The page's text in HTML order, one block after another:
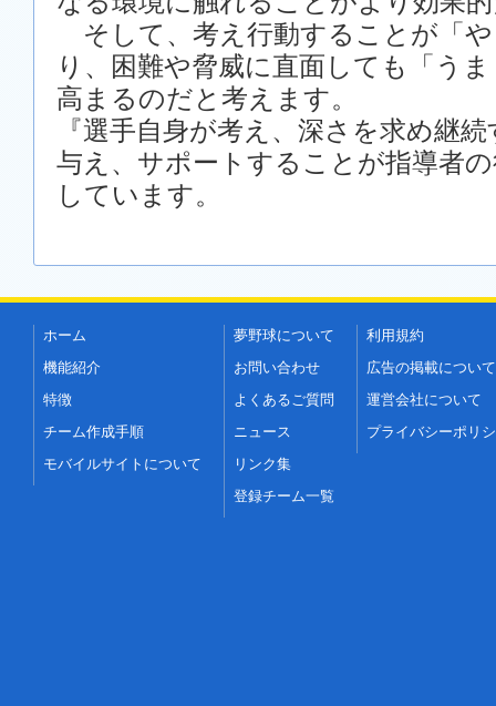
そして、考え行動することが「
り、困難や脅威に直面しても「う
高まるのだと考えます。
『選手自身が考え、深さを求め継
与え、サポートすることが指導者
しています。
ホーム
機能紹介
特徴
チーム作成手順
モバイルサイトについて
夢野球について
お問い合わせ
よくあるご質問
ニュース
リンク集
登録チーム一覧
利用規約
広告の掲載について
運営会社について
プライバシーポリ